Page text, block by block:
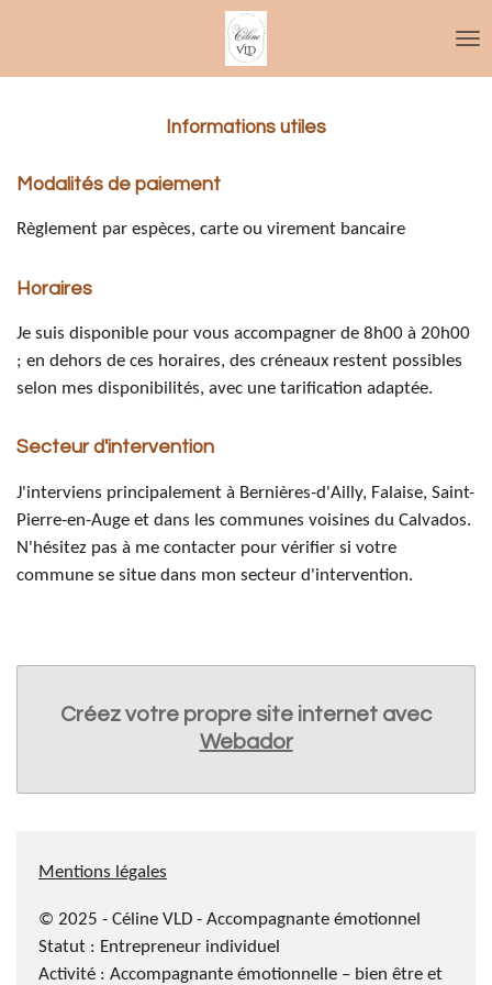
contenu
Informations utiles
Modalités de paiement
Règlement par espèces, carte ou virement bancaire
Horaires
Je suis disponible pour vous accompagner de 8h00 à 20h00
; en dehors de ces horaires, des créneaux restent possibles
selon mes disponibilités, avec une tarification adaptée.
Secteur d'intervention
J'interviens principalement à Bernières-d'Ailly, Falaise, Saint-
Pierre-en-Auge et dans les communes voisines du Calvados.
N'hésitez pas à me contacter pour vérifier si votre
commune se situe dans mon secteur d'intervention.
Créez votre propre site internet avec
Webador
Mentions légales
© 2025 - Céline VLD - Accompagnante émotionnel
Statut : Entrepreneur individuel
Activité : Accompagnante émotionnelle – bien être et